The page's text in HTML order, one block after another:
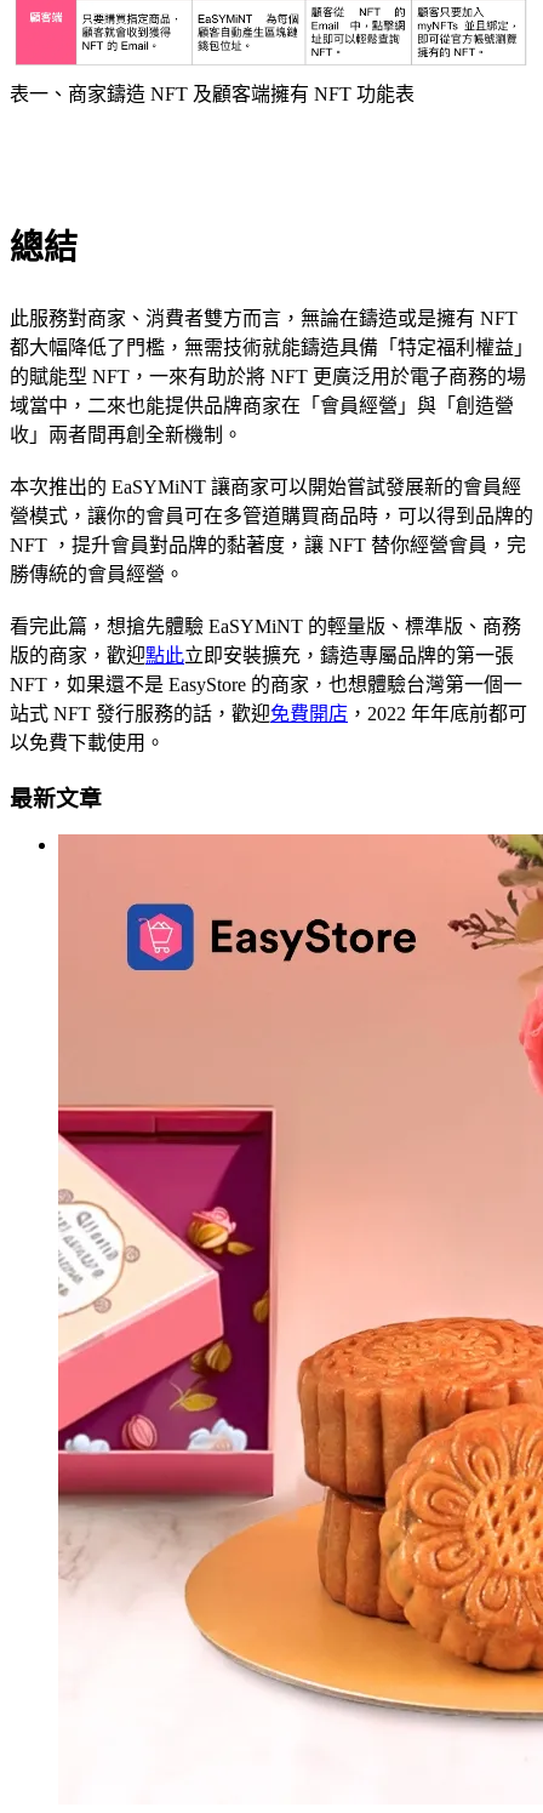
表一、商家鑄造 NFT 及顧客端擁有 NFT 功能表
總結
此服務對商家、消費者雙方而言，無論在鑄造或是擁有 NFT
都大幅降低了門檻，無需技術就能鑄造具備「特定福利權益」
的賦能型 NFT，一來有助於將 NFT 更廣泛用於電子商務的場
域當中，二來也能提供品牌商家在「會員經營」與「創造營
收」兩者間再創全新機制。
本次推出的 EaSYMiNT 讓商家可以開始嘗試發展新的會員經
營模式，讓你的會員可在多管道購買商品時，可以得到品牌的
NFT ，提升會員對品牌的黏著度，讓 NFT 替你經營會員，完
勝傳統的會員經營。
看完此篇，想搶先體驗 EaSYMiNT 的輕量版、標準版、商務
版的商家，歡迎點此立即安裝擴充，鑄造專屬品牌的第一張
NFT，如果還不是 EasyStore 的商家，也想體驗台灣第一個一
站式 NFT 發行服務的話，歡迎免費開店 ，2022 年年底前都可
以免費下載使用。
最新文章